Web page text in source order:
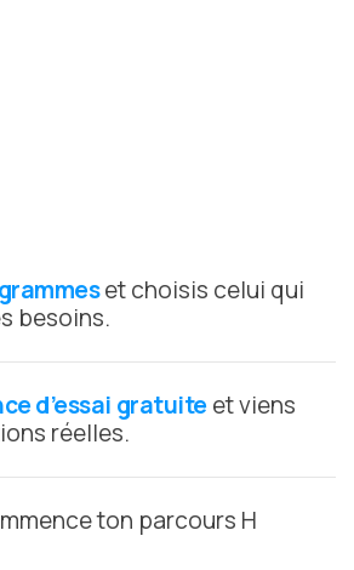
et choisis celui qui
besoins.
d’essai gratuiteet viens
réelles.
ton parcours H